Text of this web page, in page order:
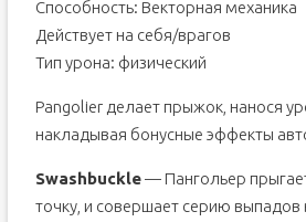
Способность: Векторная механика
Действует на себя/врагов
Тип урона: физический
Pangolier делает прыжок, нанося
накладывая бонусные эффекты
Swashbuckle— Пангольер
точку, и совершает серию